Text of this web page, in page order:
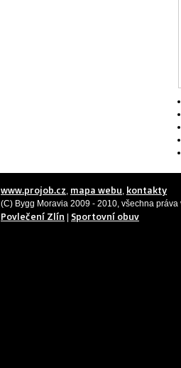
www.projob.cz, mapa webu, kontakty
(C) Bygg Moravia 2009 - 2010, všechna práva
Povlečení Zlín Sportovní obuv